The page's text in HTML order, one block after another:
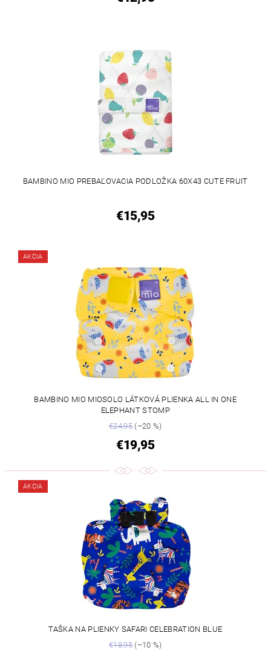
BAMBINO MIO PREBAĽOVACIA PODLOŽKA 60X43 CUTE FRUIT
€15,95
AKCIA
BAMBINO MIO MIOSOLO LÁTKOVÁ PLIENKA ALL IN ONE
ELEPHANT STOMP
€24,95(–20 %)
€19,95
AKCIA
TAŠKA NA PLIENKY SAFARI CELEBRATION BLUE
€18,95(–10 %)